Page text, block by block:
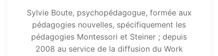
Sylvie Boute, psychopédagogue, formée aux
pédagogies nouvelles, spécifiquement les
pédagogies Montessori et Steiner ; depuis
2008 au service de la diffusion du Work